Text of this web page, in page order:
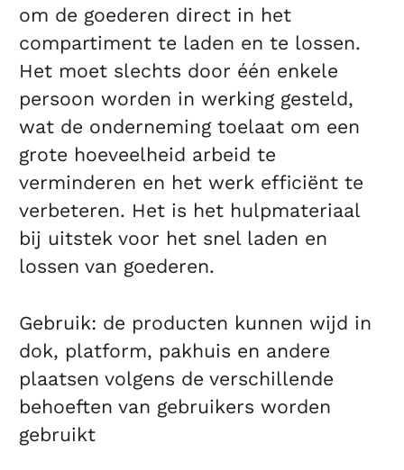
om de goederen direct in het
compartiment te laden en te lossen.
Het moet slechts door één enkele
persoon worden in werking gesteld,
wat de onderneming toelaat om een
grote hoeveelheid arbeid te
verminderen en het werk efficiënt te
verbeteren. Het is het hulpmateriaal
bij uitstek voor het snel laden en
lossen van goederen.
Gebruik: de producten kunnen wijd in
dok, platform, pakhuis en andere
plaatsen volgens de verschillende
behoeften van gebruikers worden
gebruikt